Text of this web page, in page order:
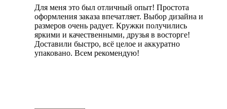
Для меня это был отличный опыт! Простота
оформления заказа впечатляет. Выбор дизайна и
размеров очень радует. Кружки получились
яркими и качественными, друзья в восторге!
Доставили быстро, всё целое и аккуратно
упаковано. Всем рекомендую!